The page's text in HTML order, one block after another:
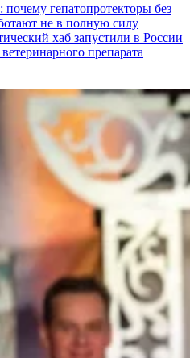
гепатопротекторы без
не в полную силу
хаб запустили в России
препарата